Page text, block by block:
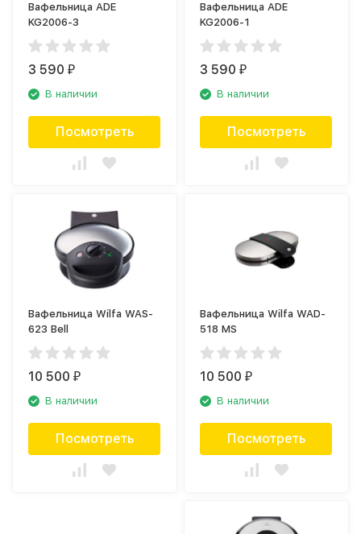
Вафельница ADE
KG2006-3
3 590₽
В наличии
Посмотреть
Вафельница ADE
KG2006-1
3 590₽
В наличии
Посмотреть
Вафельница Wilfa WAS-
623 Bell
10 500₽
В наличии
Посмотреть
Вафельница Wilfa WAD-
518 MS
10 500₽
В наличии
Посмотреть